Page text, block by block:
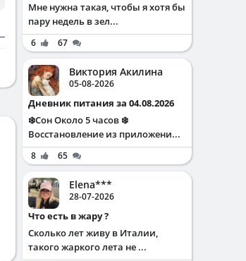
Мне нужна такая, чтобы я хотя бы
пару недель в зел...
6 67
Виктория Акилина
05-08-2026
Дневник питания за 04.08.2026
❄️Сон Около 5 часов ❄️
Восстановление из приложени...
8 65
Elena***
28-07-2026
Что есть в жару ?
Сколько лет живу в Италии,
такого жаркого лета не ...